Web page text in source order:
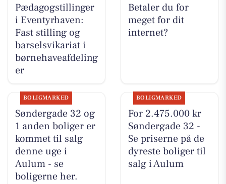
Pædagogstillinger
i Eventyrhaven:
Fast stilling og
barselsvikariat i
børnehaveafdeling
er
Betaler du for
meget for dit
internet?
BOLIGMARKED
Søndergade 32 og
1 anden boliger er
kommet til salg
denne uge i
Aulum - se
boligerne her.
BOLIGMARKED
For 2.475.000 kr
Søndergade 32 -
Se priserne på de
dyreste boliger til
salg i Aulum